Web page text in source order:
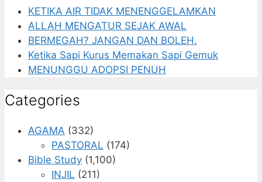
KETIKA AIR TIDAK MENENGGELAMKAN
ALLAH MENGATUR SEJAK AWAL
BERMEGAH? JANGAN DAN BOLEH.
Ketika Sapi Kurus Memakan Sapi Gemuk
MENUNGGU ADOPSI PENUH
Categories
AGAMA (332)
PASTORAL (174)
Bible Study (1,100)
INJIL (211)